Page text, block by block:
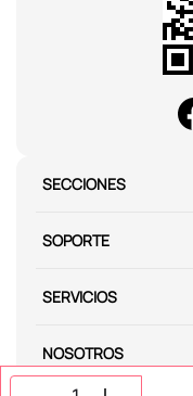
SECCIONES
SOPORTE
SERVICIOS
NOSOTROS